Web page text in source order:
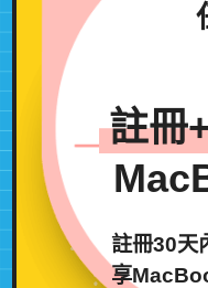
註冊
註冊30天
享